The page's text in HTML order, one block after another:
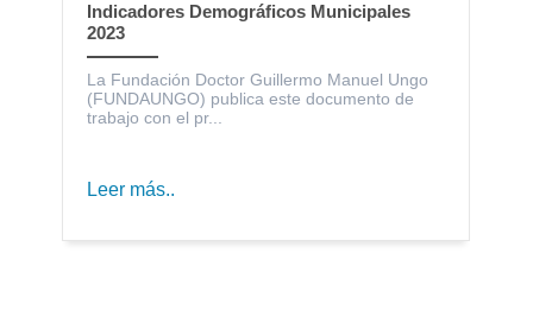
Indicadores Demográficos Municipales
2023
La Fundación Doctor Guillermo Manuel Ungo
(FUNDAUNGO) publica este documento de
trabajo con el pr...
Leer más..